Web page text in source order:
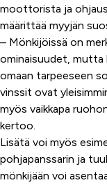
moottorista ja
määrittää myyjän
– Mönkijöissä on
ominaisuudet, mutta
omaan tarpeeseen
vinssit ovat
myös vaikkapa
kertoo.
Lisätä voi myös
pohjapanssarin ja
mönkijään voi